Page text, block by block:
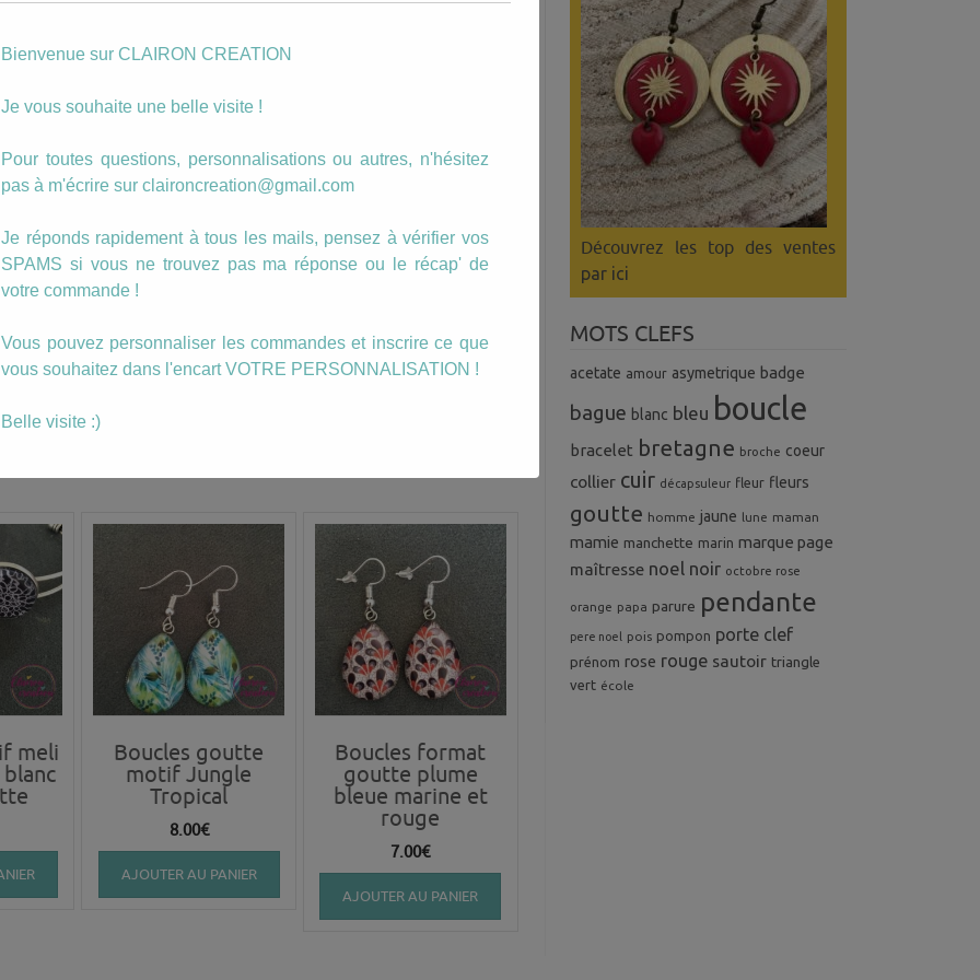
de
Boucles
Coeurs
Love
Catégories : L'amour,Triangles
Étiquettes :boucle coeurs, LOVE, triangle
Description
Boucles Pendantes format triangle.
Ce MOTIF peut être inséré dans n’importe quel
meli
Boucles goutte
motif Jungle
Tropical
8.00€
AJOUTER AU PANIER
Boucles format
goutte plume
bleue marine et
rouge
7.00€
AJOUTER AU PANIER
Découvrez les top des ventes
par ici
MOTS CLEFS
acetate amour asymetrique badge
bague blanc bleu boucle
bracelet bretagne broche coeur
collier cuir décapsuleur fleur fleurs
goutte homme jaune lune maman
mamie manchette marin marque page
maîtresse noel noir octobre rose
orange papa parure pendante
pere noel pois pompon porte clef
prénom rose rouge sautoir triangle
vert école
Bienvenue sur CLAIRON CREATION
Je vous souhaite une belle visite !
Pour toutes questions, personnalisations ou autres, n'hésitez
pas à m'écrire sur claironcreation@gmail.com
Je réponds rapidement à tous les mails, pensez à vérifier vos
SPAMS si vous ne trouvez pas ma réponse ou le récap' de
votre commande !
Vous pouvez personnaliser les commandes et inscrire ce que
vous souhaitez dans l'encart VOTRE PERSONNALISATION !
Belle visite :)